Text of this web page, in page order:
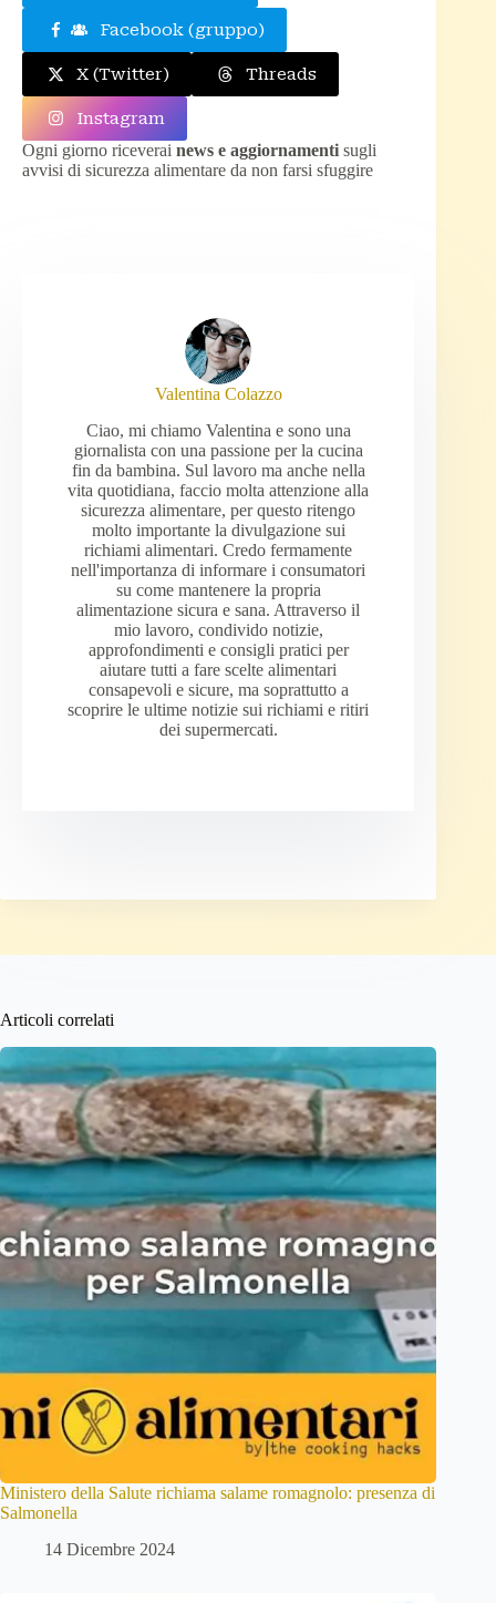
Facebook (gruppo)
X (Twitter) Threads
Instagram
Ogni giorno riceverai news e aggiornamenti sugli
avvisi di sicurezza alimentare da non farsi sfuggire
Valentina Colazzo
Ciao, mi chiamo Valentina e sono una
giornalista con una passione per la cucina
fin da bambina. Sul lavoro ma anche nella
vita quotidiana, faccio molta attenzione alla
sicurezza alimentare, per questo ritengo
molto importante la divulgazione sui
richiami alimentari. Credo fermamente
nell'importanza di informare i consumatori
su come mantenere la propria
alimentazione sicura e sana. Attraverso il
mio lavoro, condivido notizie,
approfondimenti e consigli pratici per
aiutare tutti a fare scelte alimentari
consapevoli e sicure, ma soprattutto a
scoprire le ultime notizie sui richiami e ritiri
dei supermercati.
Articoli correlati
Ministero della Salute richiama salame romagnolo: presenza di
Salmonella
14 Dicembre 2024